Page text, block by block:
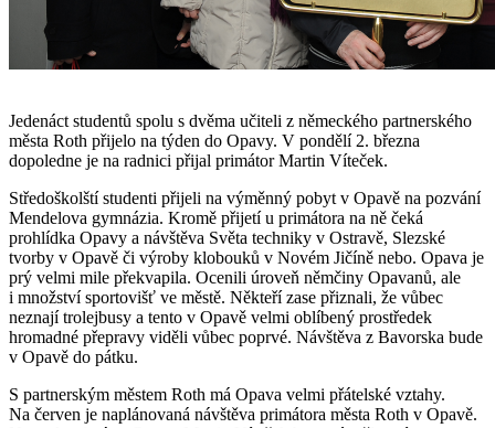
Jedenáct studentů spolu s dvěma učiteli z německého partnerského
města Roth přijelo na týden do Opavy. V pondělí 2. března
dopoledne je na radnici přijal primátor Martin Víteček.
Středoškolští studenti přijeli na výměnný pobyt v Opavě na pozvání
Mendelova gymnázia. Kromě přijetí u primátora na ně čeká
prohlídka Opavy a návštěva Světa techniky v Ostravě, Slezské
tvorby v Opavě či výroby klobouků v Novém Jičíně nebo. Opava je
prý velmi mile překvapila. Ocenili úroveň němčiny Opavanů, ale
i množství sportovišť ve městě. Někteří zase přiznali, že vůbec
neznají trolejbusy a tento v Opavě velmi oblíbený prostředek
hromadné přepravy viděli vůbec poprvé. Návštěva z Bavorska bude
v Opavě do pátku.
S partnerským městem Roth má Opava velmi přátelské vztahy.
Na červen je naplánovaná návštěva primátora města Roth v Opavě.